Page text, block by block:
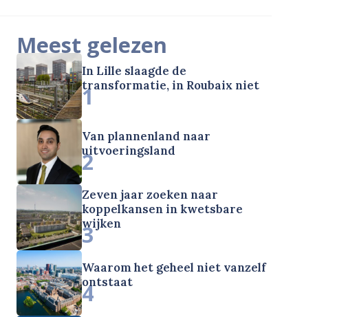
Meest gelezen
In Lille slaagde de
transformatie, in Roubaix niet
1
Van plannenland naar
uitvoeringsland
2
Zeven jaar zoeken naar
koppelkansen in kwetsbare
wijken
3
Waarom het geheel niet vanzelf
ontstaat
4